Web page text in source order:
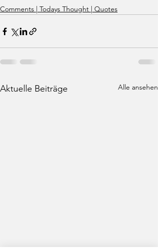
Comments | Todays Thought | Quotes
Aktuelle Beiträge Alle ansehen